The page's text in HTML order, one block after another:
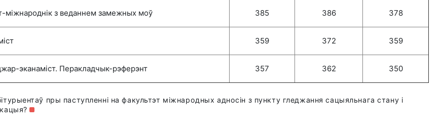
міжнароднік з веданнем замежных моў 385 386 378
359 372 359
эканаміст. Перакладчык-рэферэнт 357 362 350
пры паступленні на факультэт міжнародных адносін з пункту гледжання сацыяльнага стану і